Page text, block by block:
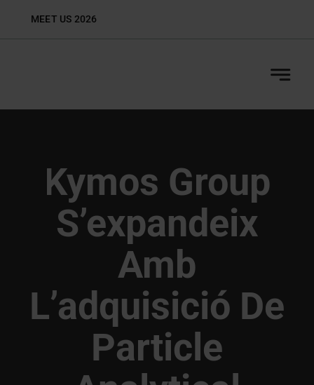
MEET US 2026
Kymos Group
S’expandeix
Amb
L’adquisició De
Particle